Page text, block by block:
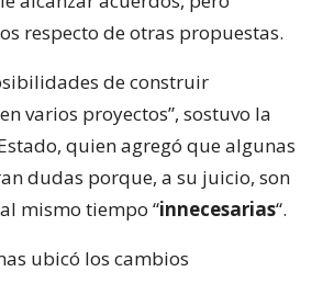
respecto de otras propuestas.
de construir
varios proyectos”, sostuvo la
quien agregó que algunas
dudas porque, a su juicio, son
al mismo tiempo “innecesarias“.
ubicó los cambios